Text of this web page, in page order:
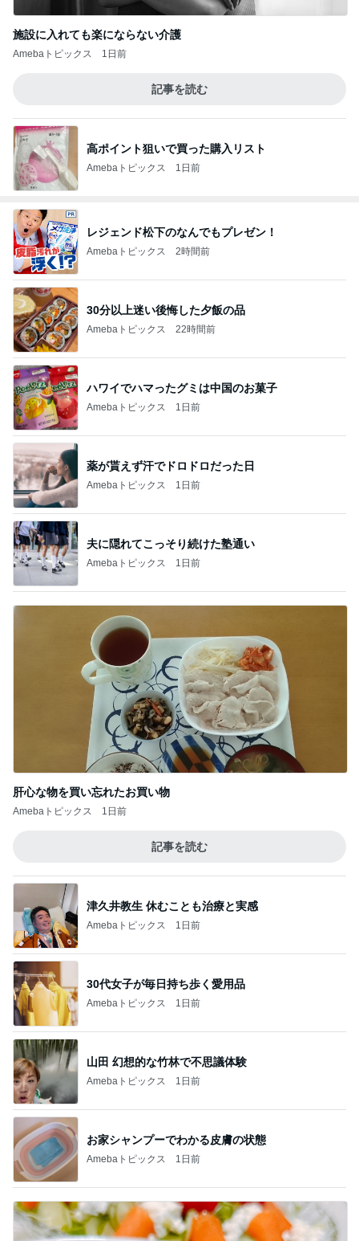
施設に入れても楽にならない介護
Amebaトピックス 1日前
記事を読む
高ポイント狙いで買った購入リスト
Amebaトピックス 1日前
レジェンド松下のなんでもプレゼン！
Amebaトピックス 2時間前
30分以上迷い後悔した夕飯の品
Amebaトピックス 22時間前
ハワイでハマったグミは中国のお菓子
Amebaトピックス 1日前
薬が貰えず汗でドロドロだった日
Amebaトピックス 1日前
夫に隠れてこっそり続けた塾通い
Amebaトピックス 1日前
肝心な物を買い忘れたお買い物
Amebaトピックス 1日前
記事を読む
津久井教生 休むことも治療と実感
Amebaトピックス 1日前
30代女子が毎日持ち歩く愛用品
Amebaトピックス 1日前
山田 幻想的な竹林で不思議体験
Amebaトピックス 1日前
お家シャンプーでわかる皮膚の状態
Amebaトピックス 1日前